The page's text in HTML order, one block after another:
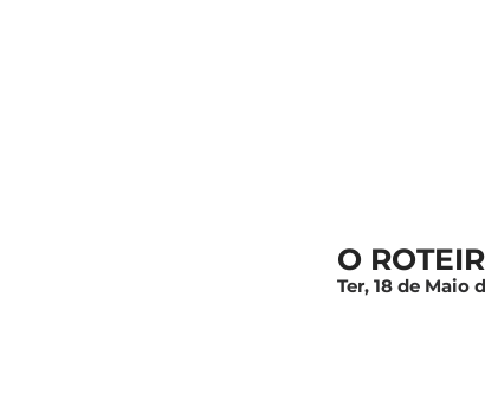
O
Ter, 18 de Maio